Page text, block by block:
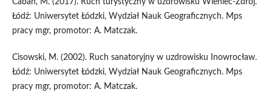
Łódź: Uniwersytet Łódzki, Wydział Nauk Geograficznych. Mps
pracy mgr, promotor: A. Matczak.
Cisowski, M. (2002). Ruch sanatoryjny w uzdrowisku Inowrocław.
Łódź: Uniwersytet Łódzki, Wydział Nauk Geograficznych. Mps
pracy mgr, promotor: A. Matczak.